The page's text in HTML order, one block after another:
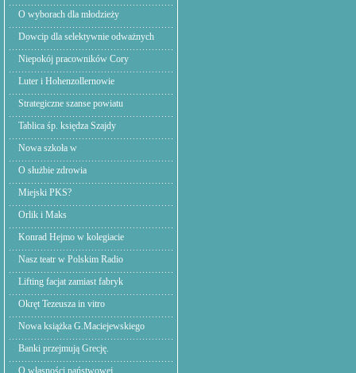
O wyborach dla młodzieży
Dowcip dla selektywnie odważnych
Niepokój pracowników Cory
Luter i Hohenzollernowie
Strategiczne szanse powiatu
Tablica śp. księdza Szajdy
Nowa szkoła w
O służbie zdrowia
Miejski PKS?
Orlik i Maks
Konrad Hejmo w kolegiacie
Nasz teatr w Polskim Radio
Lifting facjat zamiast fabryk
Okręt Tezeusza in vitro
Nowa książka G.Maciejewskiego
Banki przejmują Grecję.
O własności państwowej